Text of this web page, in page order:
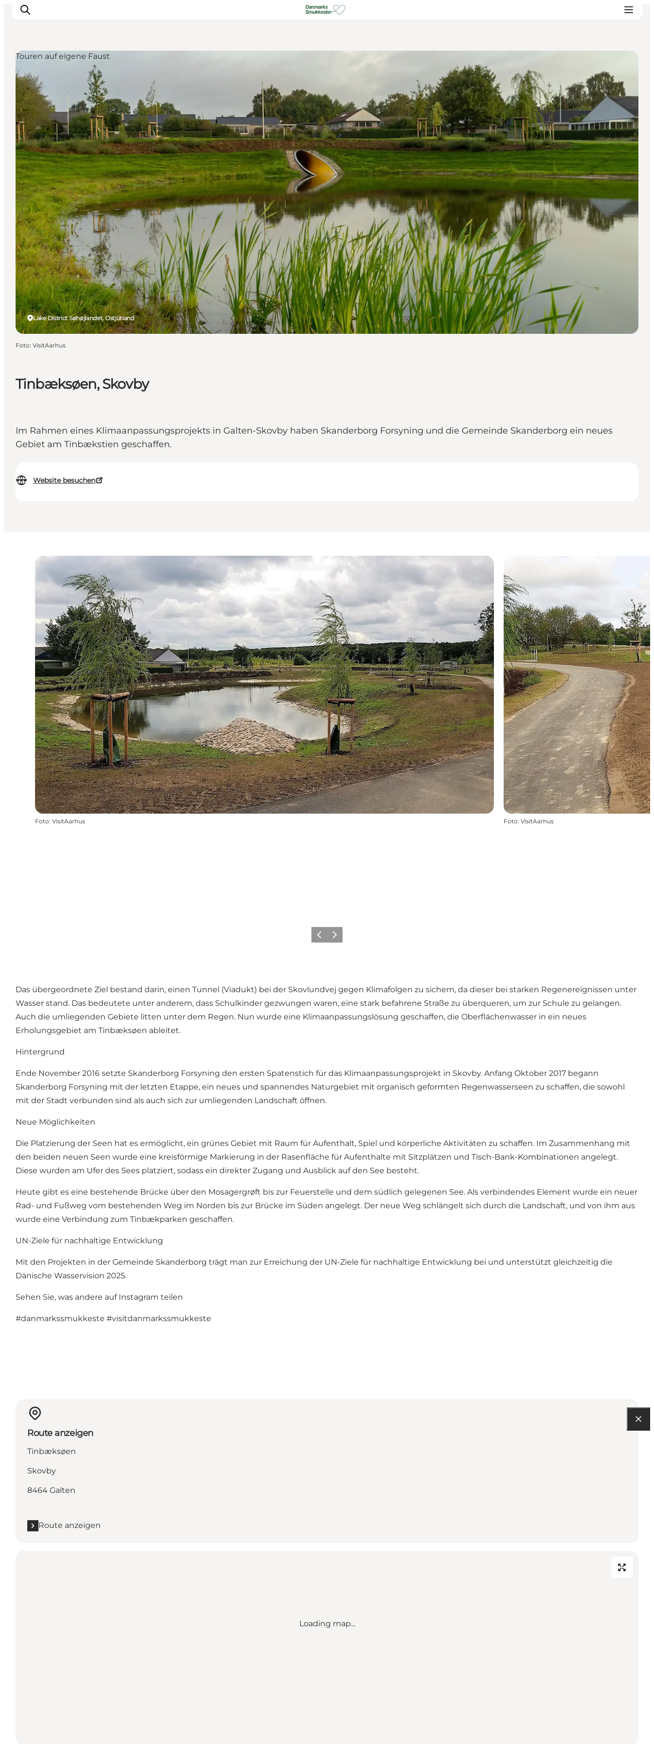
Erleben Sie die Natur
Entdecken Sie die Städte
Reiseplanung
Tinbæksøen, Skovby
Im Rahmen eines Klimaanpassungsprojekts in Galten-Skovby haben Skanderborg Forsyning und die Gemeinde Skanderborg ein neues
Gebiet am Tinbækstien geschaffen.
Website besuchen
Lake District Søhøjlandet, Ostjütland
Touren auf eigene Faust
Foto: VisitAarhus
Foto: VisitAarhus Foto: VisitAarhus
Vorherige Folie
Nächste Folie
Das übergeordnete Ziel bestand darin, einen Tunnel (Viadukt) bei der Skovlundvej gegen Klimafolgen zu sichern, da dieser bei starken Regenereignissen unter
Wasser stand. Das bedeutete unter anderem, dass Schulkinder gezwungen waren, eine stark befahrene Straße zu überqueren, um zur Schule zu gelangen.
Auch die umliegenden Gebiete litten unter dem Regen. Nun wurde eine Klimaanpassungslösung geschaffen, die Oberflächenwasser in ein neues
Erholungsgebiet am Tinbæksøen ableitet.
Hintergrund
Ende November 2016 setzte Skanderborg Forsyning den ersten Spatenstich für das Klimaanpassungsprojekt in Skovby. Anfang Oktober 2017 begann
Skanderborg Forsyning mit der letzten Etappe, ein neues und spannendes Naturgebiet mit organisch geformten Regenwasserseen zu schaffen, die sowohl
mit der Stadt verbunden sind als auch sich zur umliegenden Landschaft öffnen.
Neue Möglichkeiten
Die Platzierung der Seen hat es ermöglicht, ein grünes Gebiet mit Raum für Aufenthalt, Spiel und körperliche Aktivitäten zu schaffen. Im Zusammenhang mit
den beiden neuen Seen wurde eine kreisförmige Markierung in der Rasenfläche für Aufenthalte mit Sitzplätzen und Tisch-Bank-Kombinationen angelegt.
Diese wurden am Ufer des Sees platziert, sodass ein direkter Zugang und Ausblick auf den See besteht.
Heute gibt es eine bestehende Brücke über den Mosagergrøft bis zur Feuerstelle und dem südlich gelegenen See. Als verbindendes Element wurde ein neuer
Rad- und Fußweg vom bestehenden Weg im Norden bis zur Brücke im Süden angelegt. Der neue Weg schlängelt sich durch die Landschaft, und von ihm aus
wurde eine Verbindung zum Tinbækparken geschaffen.
UN-Ziele für nachhaltige Entwicklung
Mit den Projekten in der Gemeinde Skanderborg trägt man zur Erreichung der UN-Ziele für nachhaltige Entwicklung bei und unterstützt gleichzeitig die
Dänische Wasservision 2025.
Sehen Sie, was andere auf Instagram teilen
#danmarkssmukkeste #visitdanmarkssmukkeste
Route anzeigen
Tinbæksøen
Skovby
8464 Galten
Route anzeigen
Loading map...